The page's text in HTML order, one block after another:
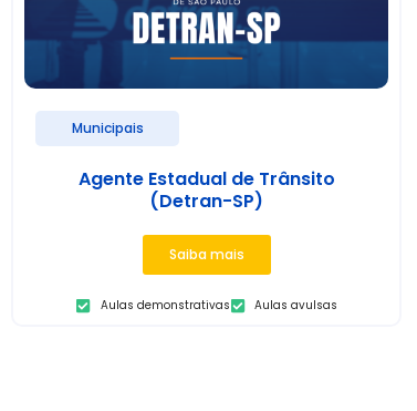
Municipais
Agente Estadual de Trânsito
(Detran-SP)
Saiba mais
Aulas demonstrativas Aulas avulsas